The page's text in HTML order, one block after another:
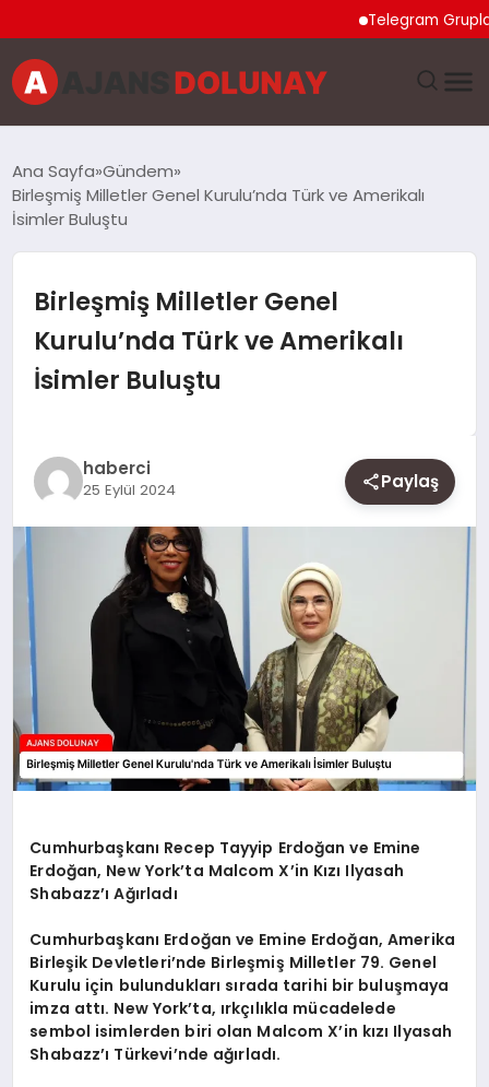
Telegram Grupları
EĞITIM
GÜNCEL
SAĞLIK
YAŞAM
Ana Sayfa Gündem
Birleşmiş Milletler Genel Kurulu’nda Türk ve Amerikalı
İsimler Buluştu
Birleşmiş Milletler Genel
Kurulu’nda Türk ve Amerikalı
İsimler Buluştu
haberci
25 Eylül 2024 Paylaş
Cumhurbaşkanı Recep Tayyip Erdoğan ve Emine
Erdoğan, New York’ta Malcom X’in Kızı Ilyasah
Shabazz’ı Ağırladı
Cumhurbaşkanı Erdoğan ve Emine Erdoğan, Amerika
Birleşik Devletleri’nde Birleşmiş Milletler 79. Genel
Kurulu için bulundukları sırada tarihi bir buluşmaya
imza attı. New York’ta, ırkçılıkla mücadelede
sembol isimlerden biri olan Malcom X’in kızı Ilyasah
Shabazz’ı Türkevi’nde ağırladı.